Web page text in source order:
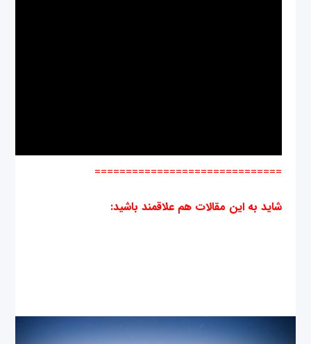
==============================
شاید به این مقالات هم علاقمند باشید: